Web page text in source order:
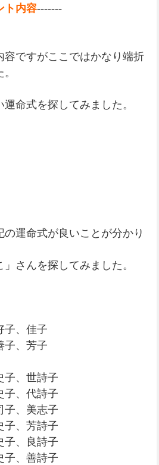
ト内容-------
容ですがここではかなり端折
命式を探してみました。
運命式が良いことが分かり
さんを探してみました。
子、佳子
子、芳子
子、世詩子
子、代詩子
子、美志子
子、芳詩子
子、良詩子
子、善詩子